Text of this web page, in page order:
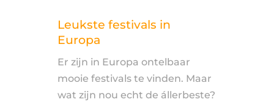
Leukste festivals in
Europa
Er zijn in Europa ontelbaar
mooie festivals te vinden. Maar
wat zijn nou echt de állerbeste?